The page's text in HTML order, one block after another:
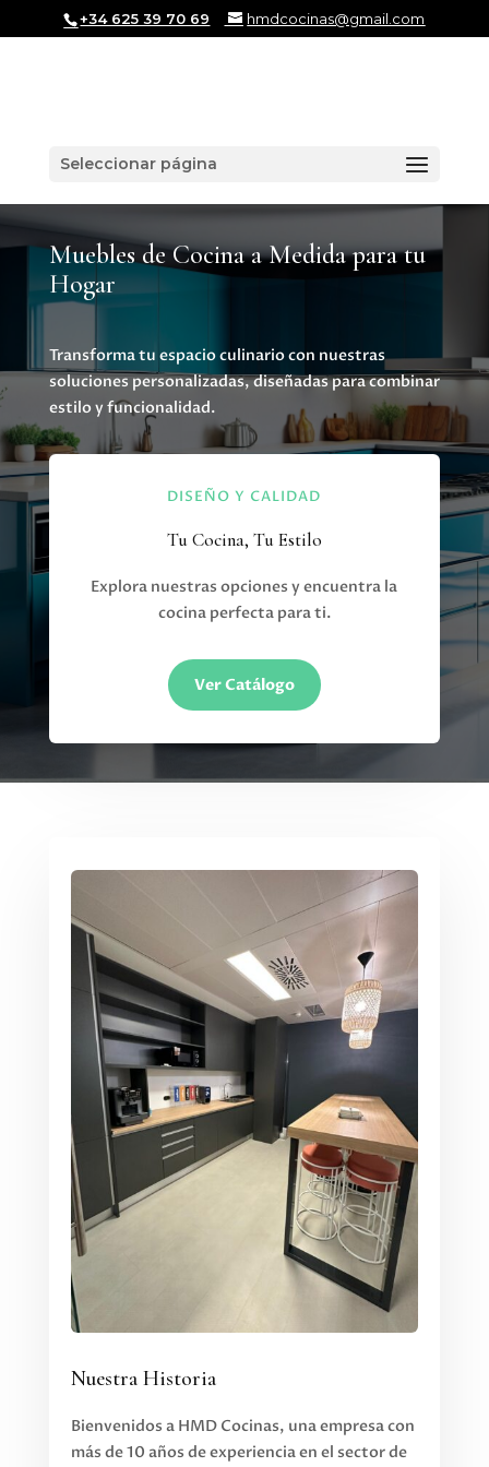
+34 625 39 70 69 hmdcocinas@gmail.com
Seleccionar página
Muebles de Cocina a Medida para tu
Hogar
Transforma tu espacio culinario con nuestras
soluciones personalizadas, diseñadas para combinar
estilo y funcionalidad.
DISEÑO Y CALIDAD
Tu Cocina, Tu Estilo
Explora nuestras opciones y encuentra la
cocina perfecta para ti.
Ver Catálogo
Nuestra Historia
Bienvenidos a HMD Cocinas, una empresa con
más de 10 años de experiencia en el sector de